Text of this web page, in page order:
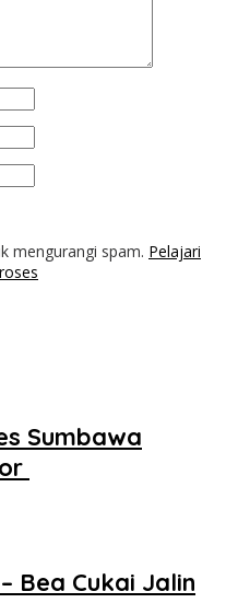
mengurangi spam. Pelajari
Sumbawa
Bea Cukai Jalin